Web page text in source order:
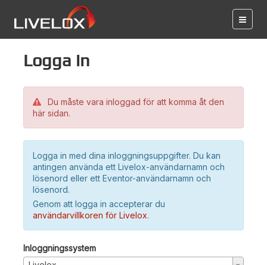
Logga in
Du måste vara inloggad för att komma åt den
här sidan.
Logga in med dina inloggningsuppgifter. Du kan
antingen använda ett Livelox-användarnamn och
lösenord eller ett Eventor-användarnamn och
lösenord.
Genom att logga in accepterar du
användarvillkoren för Livelox.
Inloggningssystem